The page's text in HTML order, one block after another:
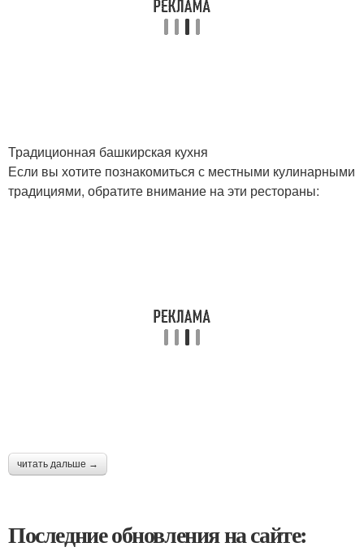
Традиционная башкирская кухня
Если вы хотите познакомиться с местными кулинарными
традициями, обратите внимание на эти рестораны:
читать дальше →
Последние обновления на сайте: